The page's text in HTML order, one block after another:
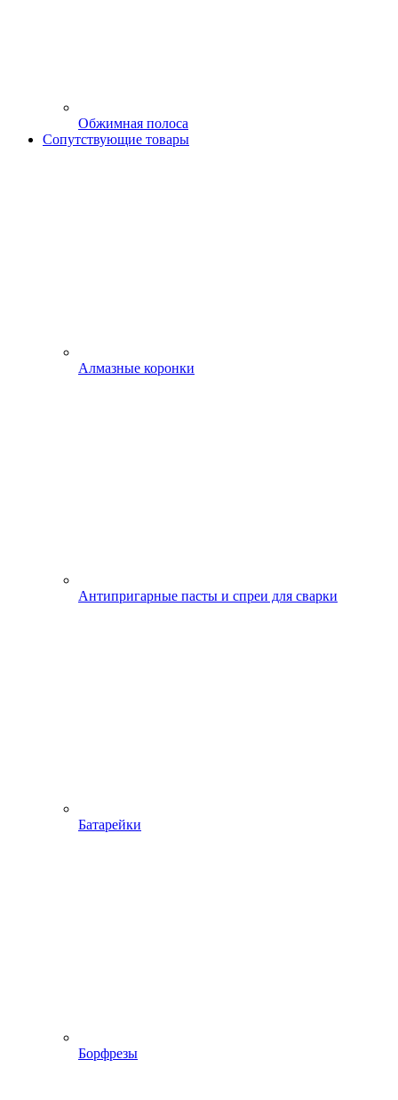
Обжимная полоса
Сопутствующие товары
Алмазные коронки
Антипригарные пасты и спреи для сварки
Батарейки
Борфрезы